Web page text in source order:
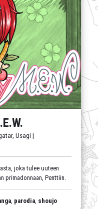
Usagi |
joka tulee uuteen
primadonnaan, Penttiin.
, parodia, shoujo